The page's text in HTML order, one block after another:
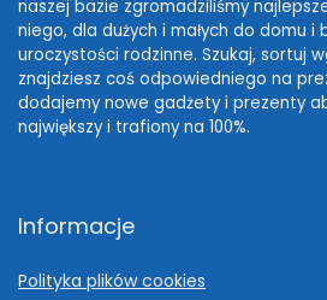
naszej bazie zgromadziliśmy
niego, dla dużych i małych do domu i
uroczystości rodzinne. Szukaj, sortuj
znajdziesz coś odpowiedniego na
dodajemy nowe gadżety i prezenty
największy i trafiony na 100%.
Informacje
Polityka plików cookies